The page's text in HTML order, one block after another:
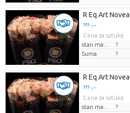
R Eq Art
??? -,--
Cena za sztukę
?
Suma
?
R Eq Art
??? -,--
Cena za sztukę
?